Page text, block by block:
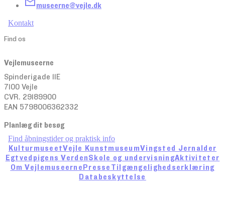
museerne@vejle.dk
Kontakt
Find os
Vejlemuseerne
Spinderigade 11E
7100 Vejle
CVR. 29189900
EAN 5798006362332
Planlæg dit besøg
Find åbningstider og praktisk info
KulturmuseetVejle KunstmuseumVingsted Jernalder
Egtvedpigens VerdenSkole og undervisningAktiviteter
Om VejlemuseernePresse Tilgængelighedserklæring
Databeskyttelse